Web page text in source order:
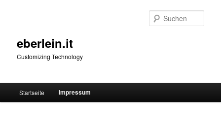
eberlein.it
Customizing Technology
Startseite Impressum